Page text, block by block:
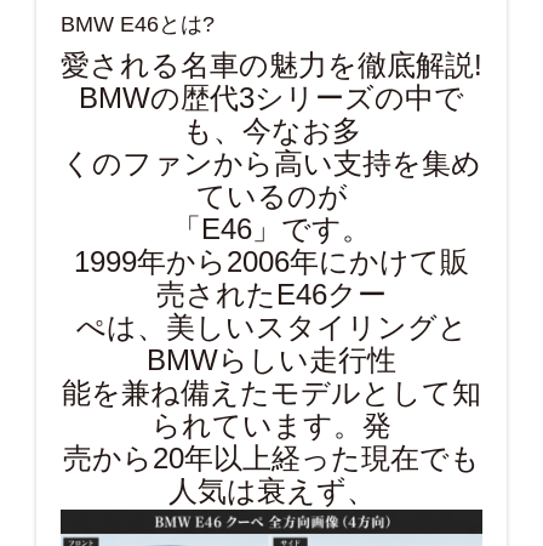
BMW E46とは?
愛される名車の魅力を徹底解説!
BMWの歴代3シリーズの中で
も、今なお多
くのファンから高い支持を集め
ているのが
「E46」です。
1999年から2006年にかけて販
売されたE46クー
ぺは、美しいスタイリングと
BMWらしい走行性
能を兼ね備えたモデルとして知
られています。発
売から20年以上経った現在でも
人気は衰えず、